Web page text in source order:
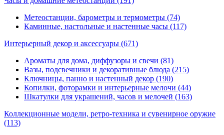
Метеостанции, барометры и термометры (74)
Каминные, настольные и настенные часы (117)
Интерьерный декор и аксессуары (671)
Ароматы для дома, диффузоры и свечи (81)
Вазы, подсвечники и декоративные блюда (215)
Ключницы, панно и настенный декор (190)
Копилки, фоторамки и интерьерные мелочи (44)
Шкатулки для украшений, часов и мелочей (163)
Коллекционные модели, ретро-техника и сувенирное оружие
(113)